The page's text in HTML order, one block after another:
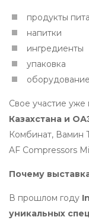
продукты
напитки
ингредиенты
упаковка
Свое участие
Казахстана и
Комбинат,
AF Compressors
Почему
В прошлом году
уникальных